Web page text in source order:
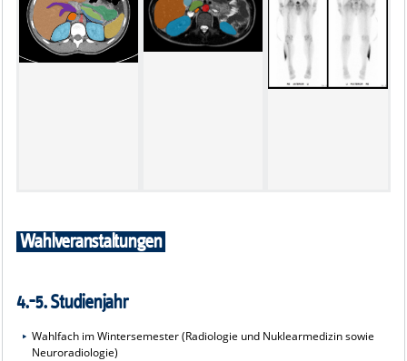
Wahlveranstaltungen
4.-5. Studienjahr
Wahlfach im Wintersemester (Radiologie und Nuklearmedizin sowie
Neuroradiologie)